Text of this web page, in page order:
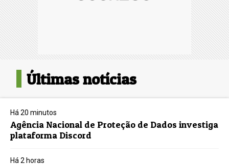
Últimas notícias
Há 20 minutos
Agência Nacional de Proteção de Dados investiga
plataforma Discord
Há 2 horas